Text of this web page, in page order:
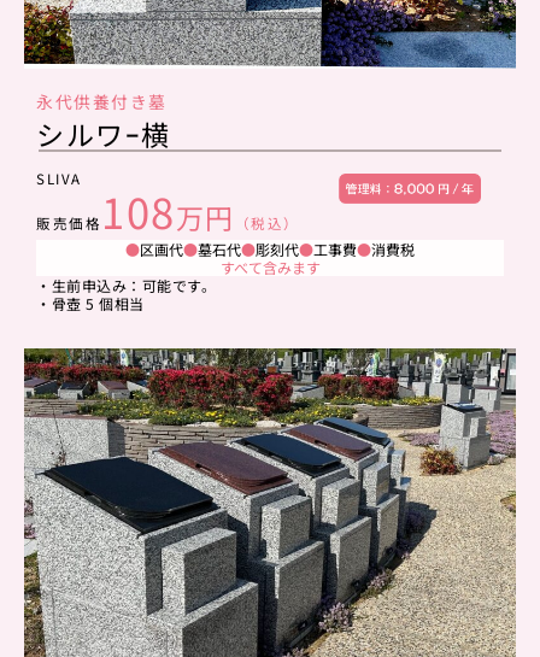
永代供養付き墓
シルワｰ横
SLIVA
販売価格 108万円 （税込）
●区画代●墓石代●彫刻代●工事費●消費税
すべて含みます
・生前申込み：可能です。
・骨壺 5 個相当